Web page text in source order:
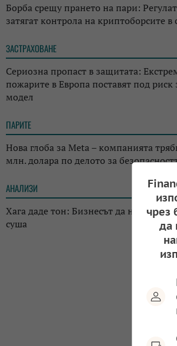
Борба срещу прането на пари:
затягат контрола на криптоборсите в
ЗАСТРАХОВАНЕ
Сериозна пропаст в защитата:
пожарите в Европа поставят под риск
модел
ПАРИТЕ
Нова глоба за Meta – компанията
млн. долара по делото за
АНАЛИЗИ
Хага даде тон: Бизнесът да не
суша
чрез
да